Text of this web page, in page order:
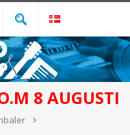
8 AUGUSTI